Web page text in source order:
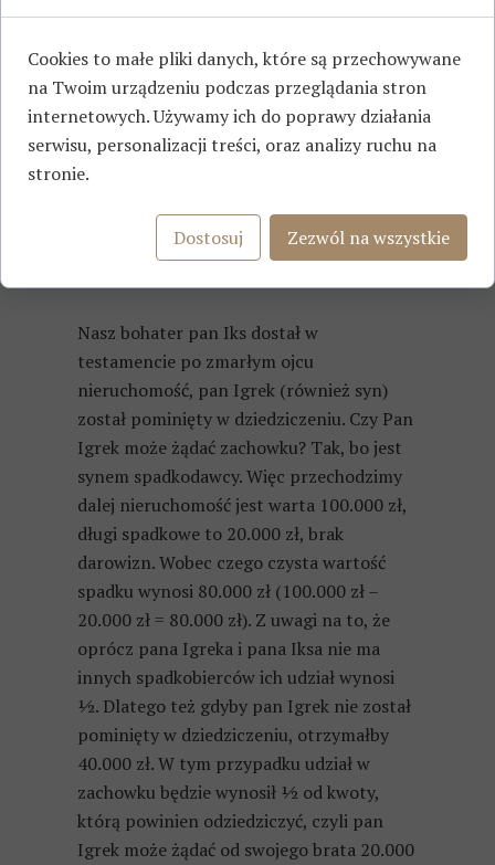
stosunkach. Mam tutaj na myśli, np.
Kolejno, co tyczy się darowizny, nie ma
znaczenia czy uległa ona zniszczeniu lub
zużyciu. Jeżeli jesteśmy w stanie wykazać,
Nasz bohater pan Iks dostał w
testamencie po zmarłym ojcu
nieruchomość, pan Igrek (również syn)
został pominięty w dziedziczeniu. Czy Pan
Igrek może żądać zachowku? Tak, bo jest
synem spadkodawcy. Więc przechodzimy
dalej nieruchomość jest warta 100.000 zł,
długi spadkowe to 20.000 zł, brak
darowizn. Wobec czego czysta wartość
spadku wynosi 80.000 zł (100.000 zł –
20.000 zł = 80.000 zł). Z uwagi na to, że
oprócz pana Igreka i pana Iksa nie ma
innych spadkobierców ich udział wynosi
½. Dlatego też gdyby pan Igrek nie został
pominięty w dziedziczeniu, otrzymałby
40.000 zł. W tym przypadku udział w
zachowku będzie wynosił ½ od kwoty,
którą powinien odziedziczyć, czyli pan
Igrek może żądać od swojego brata 20.000
Cookies to małe pliki danych, które są przechowywane
na Twoim urządzeniu podczas przeglądania stron
internetowych. Używamy ich do poprawy działania
serwisu, personalizacji treści, oraz analizy ruchu na
stronie.
Dostosuj Zezwól na wszystkie